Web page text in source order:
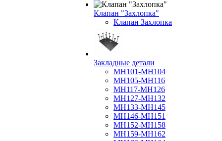
Клапан "Захлопка"
Клапан Захлопка
Закладные детали
МН101-МН104
МН105-МН116
МН117-МН126
МН127-МН132
МН133-МН145
МН146-МН151
МН152-МН158
МН159-МН162